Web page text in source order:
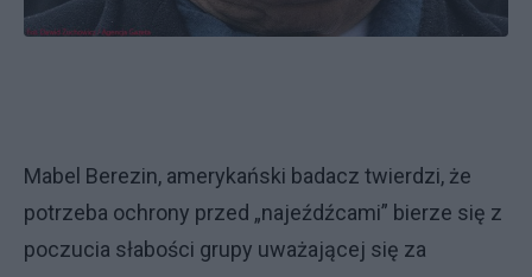
Mabel Berezin, amerykański badacz twierdzi, że
potrzeba ochrony przed „najeźdźcami” bierze się z
poczucia słabości grupy uważającej się za